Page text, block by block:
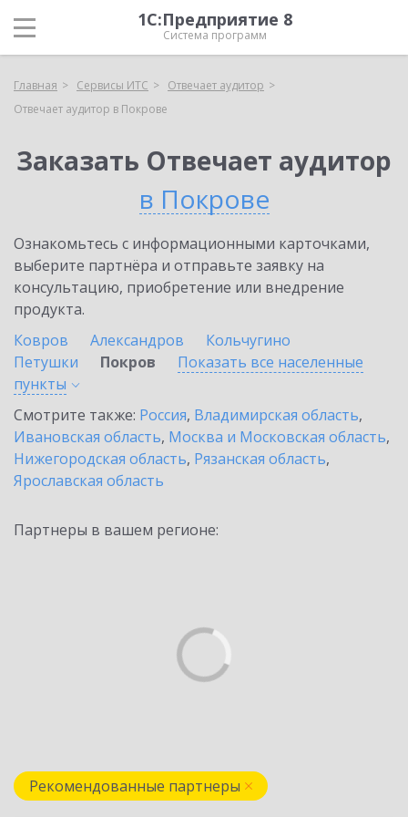
1С:Предприятие 8
Система программ
Главная Сервисы ИТС
Отвечает аудитор
Отвечает аудитор в Покрове
Заказать Отвечает аудитор
в Покрове
Ознакомьтесь с информационными карточками,
выберите партнёра и отправьте заявку на
консультацию, приобретение или внедрение
продукта.
Ковров
Александров
Кольчугино
Петушки
Покров
Показать все населенные
пункты
Смотрите также: Россия, Владимирская область,
Ивановская область, Москва и Московская область,
Нижегородская область, Рязанская область,
Ярославская область
Партнеры в вашем регионе:
Рекомендованные партнеры